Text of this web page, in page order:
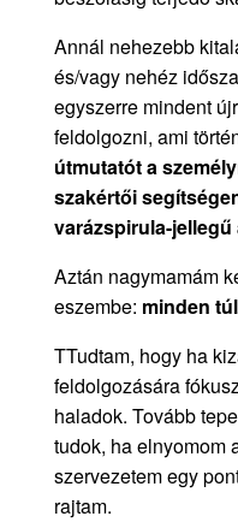
Annál nehezebb
és/vagy nehéz
egyszerre mindent
feldolgozni, ami
útmutatót a
szakértői
varázspirula-
Aztán nagymamám
eszembe: minden
TTudtam, hogy ha
feldolgozására
haladok. Tovább
tudok, ha elnyomom
szervezetem egy
rajtam.